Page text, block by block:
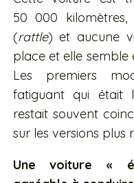
50 000
(rattle) et aucune
place et elle semble
Les premiers
fatiguant qui était
restait souvent
sur les versions plus
Une voiture «